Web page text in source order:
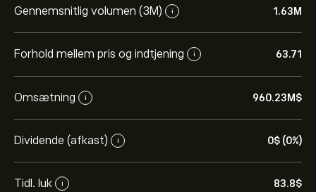
Gennemsnitlig volumen (3M) i 1.63M
Forhold mellem pris og indtjening i 63.71
Omsætning i 960.23M‎$‎
Dividende (afkast) i 0‎$‎ (0%)
Tidl. luk i 83.8‎$‎